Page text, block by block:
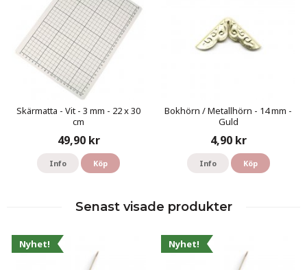
Skärmatta - Vit - 3 mm - 22 x 30
cm
49,90 kr
Info Köp
Bokhörn / Metallhörn - 14 mm -
Guld
4,90 kr
Info Köp
Senast visade produkter
Nyhet! Nyhet!